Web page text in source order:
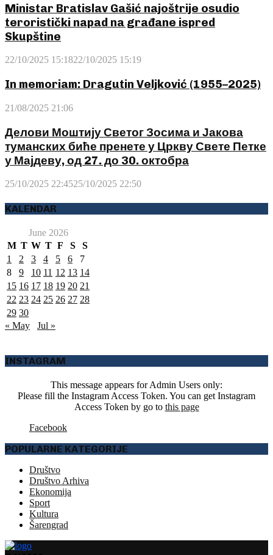
Ministar Bratislav Gašić najoštrije osudio
teroristički napad na građane ispred
Skupštine
22/10/2025 15:1822/10/2025 15:19
In memoriam: Dragutin Veljković (1955–2025)
21/08/2025 21:06
Делови Моштију Светог Зосима и Јакова
туманских биће пренете у Цркву Свете Петке
у Мајдеву, од 27. до 30. октобра
25/10/2025 22:4525/10/2025 22:50
KALENDAR
June 2026
M T W T F S
S
1
2 3 4 5 6
7
8
9 10 11 12 13 14
15 16 17 18 19 20 21
22 23 24 25 26 27 28
29 30
« May
Jul »
INSTAGRAM
This message appears for Admin Users only:
Please fill the Instagram Access Token. You can get Instagram
Access Token by go to this page
Facebook
POPULARNE KATEGORIJE
Društvo
Društvo Arhiva
Ekonomija
Sport
Kultura
Šarengrad